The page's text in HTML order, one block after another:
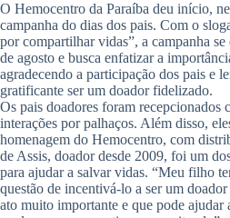
O Hemocentro da Paraíba deu início,
campanha do dias dos pais. Com o
por compartilhar vidas”, a campanha
de agosto e busca enfatizar a
agradecendo a participação dos pais e
gratificante ser um doador fidelizado.
Os pais doadores foram recepcionados
interações por palhaços. Além disso,
homenagem do Hemocentro, com
de Assis, doador desde 2009, foi um
para ajudar a salvar vidas. “Meu filho
questão de incentivá-lo a ser um
ato muito importante e que pode ajudar